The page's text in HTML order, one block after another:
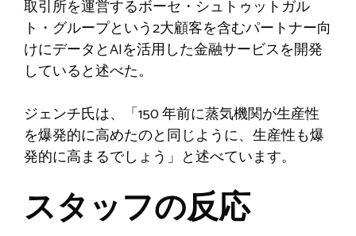
取引所を運営するボーセ・シュトゥットガル
ト・グループという2大顧客を含むパートナー向
けにデータとAIを活用した金融サービスを開発
していると述べた。
ジェンチ氏は、「150 年前に蒸気機関が生産性
を爆発的に高めたのと同じように、生産性も爆
発的に高まるでしょう」と述べています。
スタッフの反応